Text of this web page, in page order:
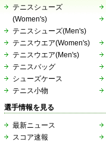
テニスシューズ
(Women's)
テニスシューズ(Men's)
テニスウエア(Women's)
テニスウエア(Men's)
テニスバッグ
シューズケース
テニス小物
選手情報を見る
最新ニュース
スコア速報